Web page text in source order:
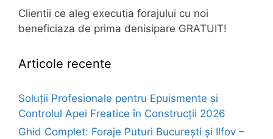
Clientii ce aleg executia forajului cu noi
beneficiaza de prima denisipare GRATUIT!
Articole recente
Soluții Profesionale pentru Epuismente și
Controlul Apei Freatice în Construcții 2026
Ghid Complet: Foraje Puturi București și Ilfov –